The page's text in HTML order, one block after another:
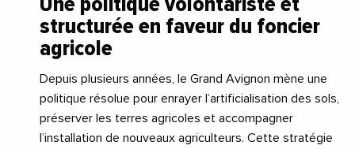
structurée en faveur du foncier
agricole
Depuis plusieurs années, le Grand Avignon mène une
politique résolue pour enrayer l’artificialisation des sols,
préserver les terres agricoles et accompagner
l’installation de nouveaux agriculteurs. Cette stratégie